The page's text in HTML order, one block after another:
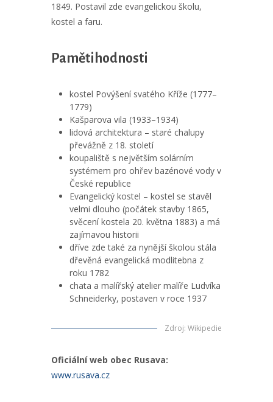
1849. Postavil zde evangelickou školu,
kostel a faru.
Pamětihodnosti
kostel Povýšení svatého Kříže (1777–
1779)
Kašparova vila (1933–1934)
lidová architektura – staré chalupy
převážně z 18. století
koupaliště s největším solárním
systémem pro ohřev bazénové vody v
České republice
Evangelický kostel – kostel se stavěl
velmi dlouho (počátek stavby 1865,
svěcení kostela 20. května 1883) a má
zajímavou historii
dříve zde také za nynější školou stála
dřevěná evangelická modlitebna z
roku 1782
chata a malířský atelier malíře Ludvíka
Schneiderky, postaven v roce 1937
Zdroj: Wikipedie
Oficiální web obec Rusava:
www.rusava.cz